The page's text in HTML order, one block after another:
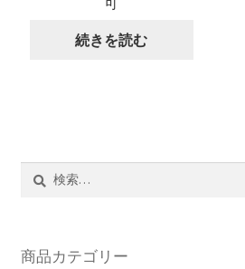
続きを読む
商品カテゴリー